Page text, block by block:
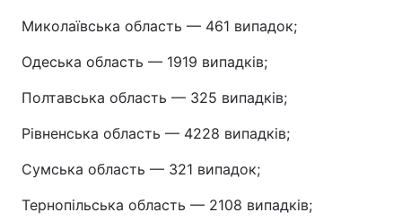
Миколаївська область — 461 випадок;
Одеська область — 1919 випадків;
Полтавська область — 325 випадків;
Рівненська область — 4228 випадків;
Сумська область — 321 випадок;
Тернопільська область — 2108 випадків;